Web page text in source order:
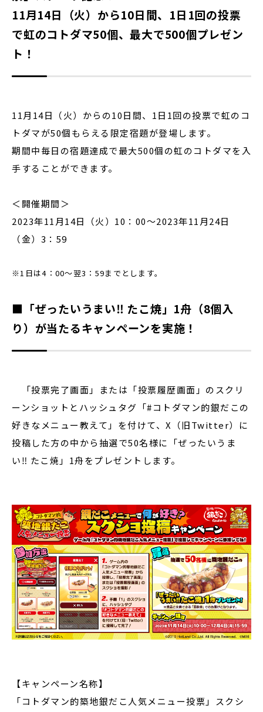
11月14日（火）から10日間、1日1回の投票
で虹のコトダマ50個、最大で500個プレゼン
ト！
11月14日（火）からの10日間、1日1回の投票で虹のコ
トダマが50個もらえる限定宿題が登場します。
期間中毎日の宿題達成で最大500個の虹のコトダマを入
手することができます。
＜開催期間＞
2023年11月14日（火）10：00～2023年11月24日
（金）3：59
※1日は4：00～翌3：59までとします。
■「ぜったいうまい‼ たこ焼」1舟（8個入
り）が当たるキャンペーンを実施！
「投票完了画面」または「投票履歴画面」のスクリ
ーンショットとハッシュタグ「#コトダマン的銀だこの
好きなメニュー教えて」を付けて、X（旧Twitter）に
投稿した方の中から抽選で50名様に「ぜったいうま
い‼ たこ焼」1舟をプレゼントします。
【キャンペーン名称】
「コトダマン的築地銀だこ人気メニュー投票」スクシ